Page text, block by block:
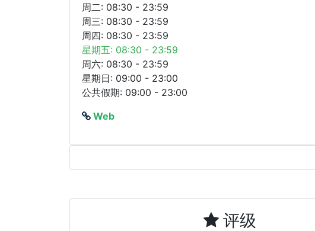
周二: 08:30 - 23:59
周三: 08:30 - 23:59
周四: 08:30 - 23:59
星期五: 08:30 - 23:59
周六: 08:30 - 23:59
星期日: 09:00 - 23:00
公共假期: 09:00 - 23:00
Web
评级